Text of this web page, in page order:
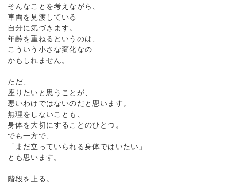
そんなことを考えながら、
車両を見渡している
自分に気づきます。
年齢を重ねるというのは、
こういう小さな変化なの
かもしれません。
ただ、
座りたいと思うことが、
悪いわけではないのだと思います。
無理をしないことも、
身体を大切にすることのひとつ。
でも一方で、
「まだ立っていられる身体ではいたい」
とも思います。
階段を上る。